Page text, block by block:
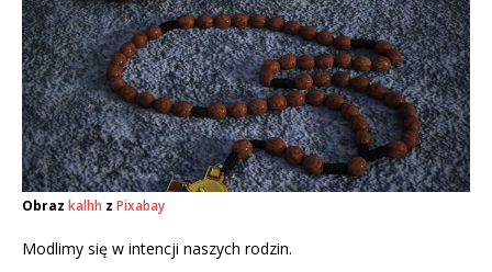
Obraz kalhh z Pixabay
Modlimy się w intencji naszych rodzin.